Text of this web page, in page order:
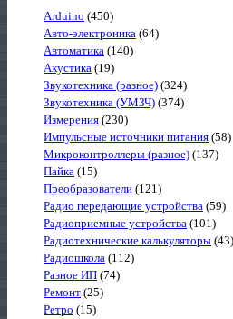
Arduino (450)
Авто-электроника (64)
Автоматика (140)
Акустика (19)
Звукотехника (разное) (324)
Звукотехника (УМЗЧ) (374)
Измерения (230)
Импульсные источники питания (58)
Микроконтроллеры (разное) (137)
Пайка (15)
Преобразователи (121)
Радио передающие устройства (59)
Радиоприемные устройства (101)
Радиотехнические калькуляторы (43)
Радиошкола (112)
Разное ИП (74)
Ремонт (25)
Ретро (15)